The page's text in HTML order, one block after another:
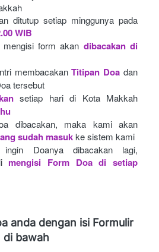
ditutup setiap minggunya pada
WIB
form akan dibacakan di
membacakan Titipan Doa dan
tersebut
setiap hari di Kota Makkah
dibacakan, maka kami akan
sudah masukke sistem kami
Doanya dibacakan lagi,
mengisi Form Doa di setiap
anda dengan isi Formulir
di bawah